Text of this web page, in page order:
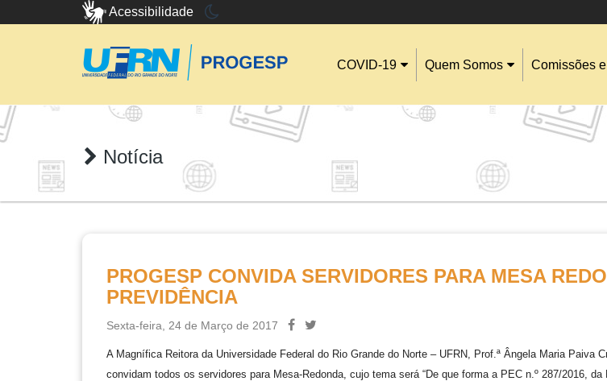
Acessibilidade
COVID-19 Quem Somos Comissões
Notícia
PROGESP CONVIDA SERVIDORES PARA MESA
PREVIDÊNCIA
Sexta-feira, 24 de Março de 2017
A Magnífica Reitora da Universidade Federal do Rio Grande do Norte – UFRN, Prof.ª Ângela Maria
convidam todos os servidores para Mesa-Redonda, cujo tema será “De que forma a PEC n.º 287/2016,